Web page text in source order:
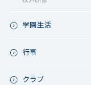
学園生活
今日の1枚～ｸﾗｽ&ｸﾗﾌﾞ編～
行事
成立祭（文化祭）
クラブ